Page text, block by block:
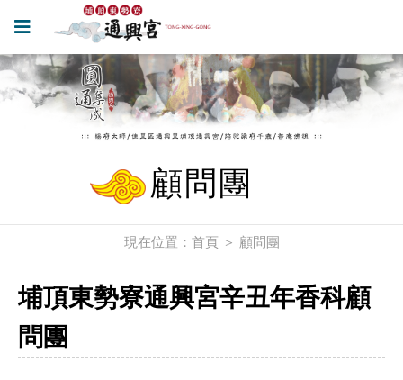
顧問團
現在位置： 首頁 ＞ 顧問團
埔頂東勢寮通興宮辛丑年香科顧
問團